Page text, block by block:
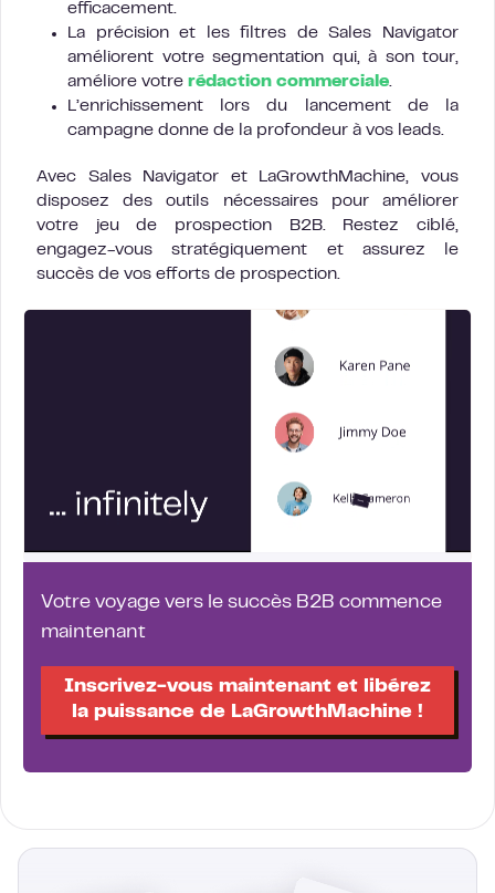
efficacement.
La précision et les filtres de Sales Navigator
améliorent votre segmentation qui, à son tour,
améliore votre rédaction commerciale.
L’enrichissement lors du lancement de la
campagne donne de la profondeur à vos leads.
Avec Sales Navigator et LaGrowthMachine, vous
disposez des outils nécessaires pour améliorer
votre jeu de prospection B2B. Restez ciblé,
engagez-vous stratégiquement et assurez le
succès de vos efforts de prospection.
Votre voyage vers le succès B2B commence
maintenant
Inscrivez-vous maintenant et libérez
la puissance de LaGrowthMachine !